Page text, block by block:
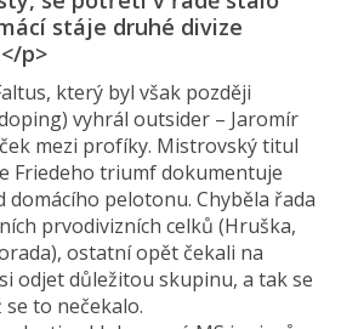
stáje druhé divize
p>
který byl však později
vyhrál outsider – Jaromír
mezi profíky. Mistrovský titul
Friedeho triumf dokumentuje
pelotonu. Chyběla řada
prvodivizních celků (Hruška,
ostatní opět čekali na
odjet důležitou skupinu, a tak se
to nečekalo.